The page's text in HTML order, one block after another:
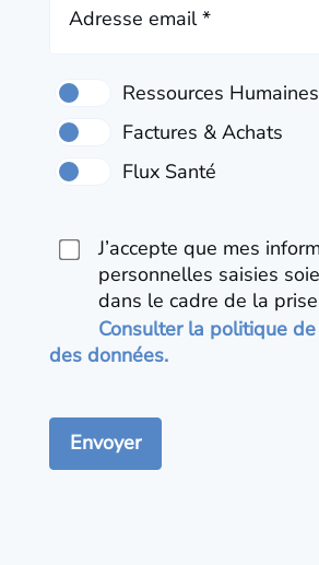
Adresse email *
J’accepte que mes
personnelles saisies
dans le cadre de la
Consulter la politique
des données.